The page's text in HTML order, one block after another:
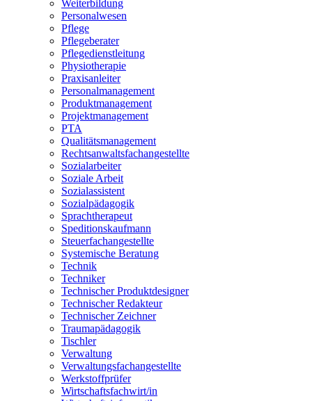
Weiterbildung
Personalwesen
Pflege
Pflegeberater
Pflegedienstleitung
Physiotherapie
Praxisanleiter
Personalmanagement
Produktmanagement
Projektmanagement
PTA
Qualitätsmanagement
Rechtsanwaltsfachangestellte
Sozialarbeiter
Soziale Arbeit
Sozialassistent
Sozialpädagogik
Sprachtherapeut
Speditionskaufmann
Steuerfachangestellte
Systemische Beratung
Technik
Techniker
Technischer Produktdesigner
Technischer Redakteur
Technischer Zeichner
Traumapädagogik
Tischler
Verwaltung
Verwaltungsfachangestellte
Werkstoffprüfer
Wirtschaftsfachwirt/in